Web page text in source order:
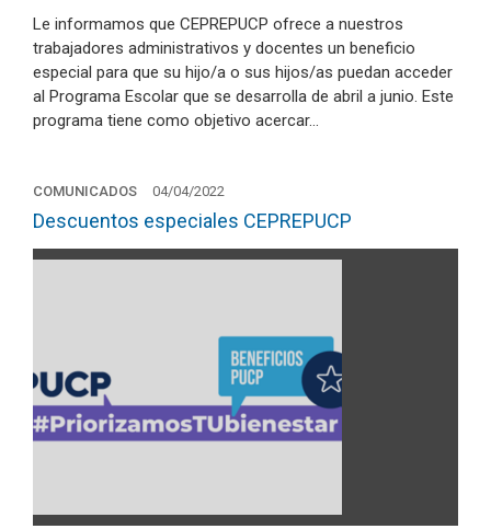
Le informamos que CEPREPUCP ofrece a nuestros
trabajadores administrativos y docentes un beneficio
especial para que su hijo/a o sus hijos/as puedan acceder
al Programa Escolar que se desarrolla de abril a junio. Este
programa tiene como objetivo acercar…
COMUNICADOS 04/04/2022
Descuentos especiales CEPREPUCP